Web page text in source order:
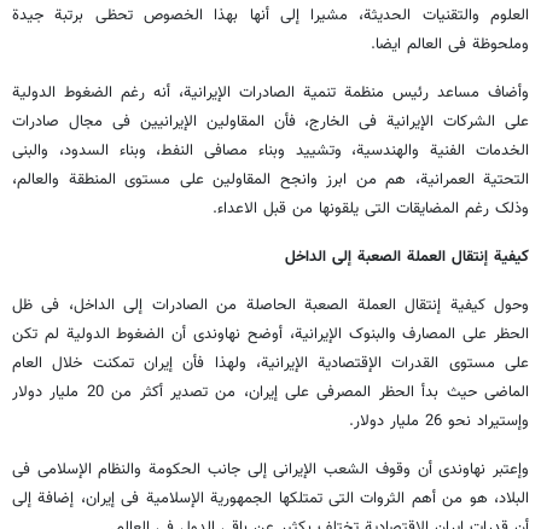
العلوم والتقنیات الحدیثة، مشیرا إلى أنها بهذا الخصوص تحظى برتبة جیدة
وملحوظة فی العالم ایضا.
وأضاف مساعد رئیس منظمة تنمیة الصادرات الإیرانیة، أنه رغم الضغوط الدولیة
على الشرکات الإیرانیة فی الخارج، فأن المقاولین الإیرانیین فی مجال صادرات
الخدمات الفنیة والهندسیة، وتشیید وبناء مصافی النفط، وبناء السدود، والبنى
التحتیة العمرانیة، هم من ابرز وانجح المقاولین على مستوى المنطقة والعالم،
وذلک رغم المضایقات التی یلقونها من قبل الاعداء.
کیفیة إنتقال العملة الصعبة إلى الداخل
وحول کیفیة إنتقال العملة الصعبة الحاصلة من الصادرات إلى الداخل، فی ظل
الحظر على المصارف والبنوک الإیرانیة، أوضح نهاوندی أن الضغوط الدولیة لم تکن
على مستوى القدرات الإقتصادیة الإیرانیة، ولهذا فأن إیران تمکنت خلال العام
الماضی حیث بدأ الحظر المصرفی على إیران، من تصدیر أکثر من 20 ملیار دولار
وإستیراد نحو 26 ملیار دولار.
وإعتبر نهاوندی أن وقوف الشعب الإیرانی إلى جانب الحکومة والنظام الإسلامی فی
البلاد، هو من أهم الثروات التی تمتلکها الجمهوریة الإسلامیة فی إیران، إضافة إلى